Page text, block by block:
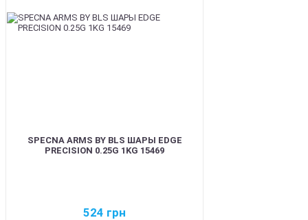
SPECNA ARMS BY BLS ШАРЫ EDGE
PRECISION 0.25G 1KG 15469
524 грн